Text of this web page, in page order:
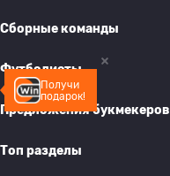
Получи
подарок!
Сборные команды
Футболисты
Предложения букмекеров
Топ разделы